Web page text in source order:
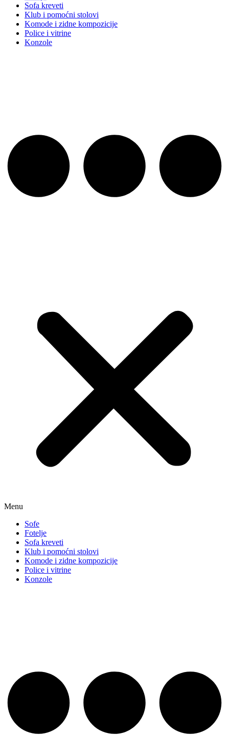
Sofa kreveti
Klub i pomoćni stolovi
Komode i zidne kompozicije
Police i vitrine
Konzole
Menu
Sofe
Fotelje
Sofa kreveti
Klub i pomoćni stolovi
Komode i zidne kompozicije
Police i vitrine
Konzole